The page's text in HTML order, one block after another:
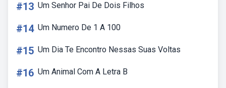
#13 Um Senhor Pai De Dois Filhos
#14 Um Numero De 1 A 100
#15 Um Dia Te Encontro Nessas Suas Voltas
#16 Um Animal Com A Letra B